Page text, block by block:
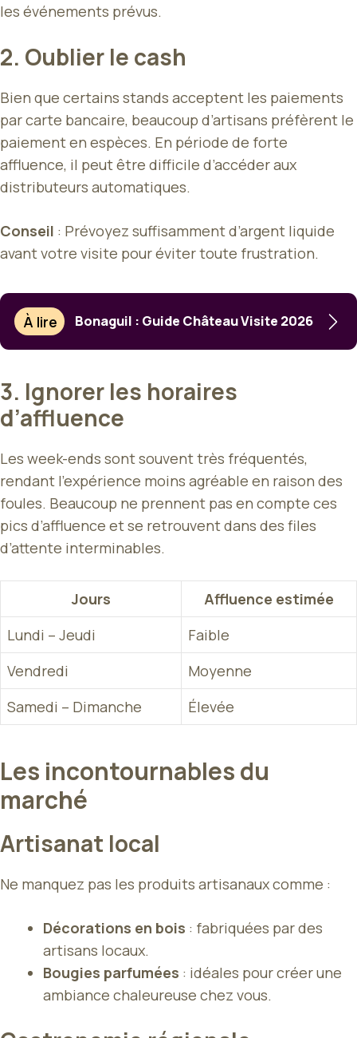
les événements prévus.
2. Oublier le cash
Bien que certains stands acceptent les paiements
par carte bancaire, beaucoup d’artisans préfèrent le
paiement en espèces. En période de forte
affluence, il peut être difficile d’accéder aux
distributeurs automatiques.
Conseil : Prévoyez suffisamment d’argent liquide
avant votre visite pour éviter toute frustration.
À lire Bonaguil : Guide Château Visite 2026
3. Ignorer les horaires
d’affluence
Les week-ends sont souvent très fréquentés,
rendant l’expérience moins agréable en raison des
foules. Beaucoup ne prennent pas en compte ces
pics d’affluence et se retrouvent dans des files
d’attente interminables.
Jours
Affluence estimée
Lundi – Jeudi
Faible
Vendredi
Moyenne
Samedi – Dimanche
Élevée
Les incontournables du
marché
Artisanat local
Ne manquez pas les produits artisanaux comme :
Décorations en bois : fabriquées par des
artisans locaux.
Bougies parfumées : idéales pour créer une
ambiance chaleureuse chez vous.